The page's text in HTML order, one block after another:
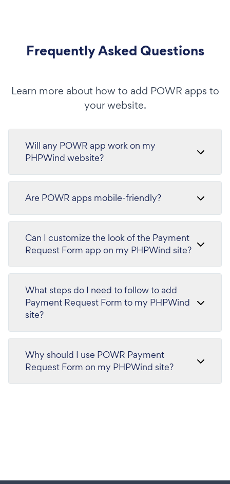
Frequently Asked Questions
Learn more about how to add POWR apps to
your website.
Will any POWR app work on my
PHPWind website?
Are POWR apps mobile-friendly?
Can I customize the look of the Payment
Request Form app on my PHPWind site?
What steps do I need to follow to add
Payment Request Form to my PHPWind
site?
Why should I use POWR Payment
Request Form on my PHPWind site?